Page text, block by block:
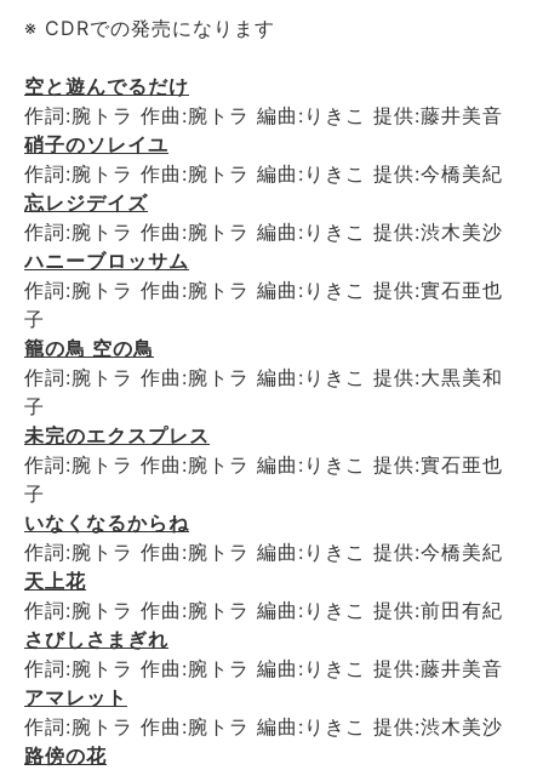
※ CDRでの発売になります
空と遊んでるだけ
作詞:腕トラ 作曲:腕トラ 編曲:りきこ 提供:藤井美音
硝子のソレイユ
作詞:腕トラ 作曲:腕トラ 編曲:りきこ 提供:今橋美紀
忘レジデイズ
作詞:腕トラ 作曲:腕トラ 編曲:りきこ 提供:渋木美沙
ハニーブロッサム
作詞:腕トラ 作曲:腕トラ 編曲:りきこ 提供:實石亜也
子
籠の鳥 空の鳥
作詞:腕トラ 作曲:腕トラ 編曲:りきこ 提供:大黒美和
子
未完のエクスプレス
作詞:腕トラ 作曲:腕トラ 編曲:りきこ 提供:實石亜也
子
いなくなるからね
作詞:腕トラ 作曲:腕トラ 編曲:りきこ 提供:今橋美紀
天上花
作詞:腕トラ 作曲:腕トラ 編曲:りきこ 提供:前田有紀
さびしさまぎれ
作詞:腕トラ 作曲:腕トラ 編曲:りきこ 提供:藤井美音
アマレット
作詞:腕トラ 作曲:腕トラ 編曲:りきこ 提供:渋木美沙
路傍の花